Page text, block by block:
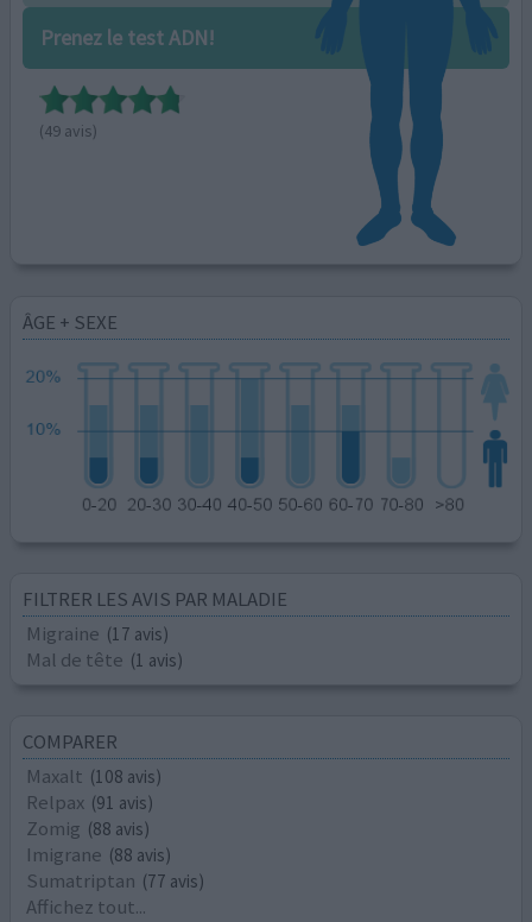
Prenez le test ADN!
(49 avis)
ÂGE + SEXE
FILTRER LES AVIS PAR MALADIE
Migraine (17 avis)
Mal de tête (1 avis)
COMPARER
Maxalt (108 avis)
Relpax (91 avis)
Zomig (88 avis)
Imigrane (88 avis)
Sumatriptan (77 avis)
Affichez tout...